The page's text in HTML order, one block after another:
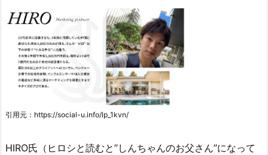
引用元：https://social-u.info/lp_1kvn/
HIRO氏（ヒロシと読むと”しんちゃんのお父さん”になって